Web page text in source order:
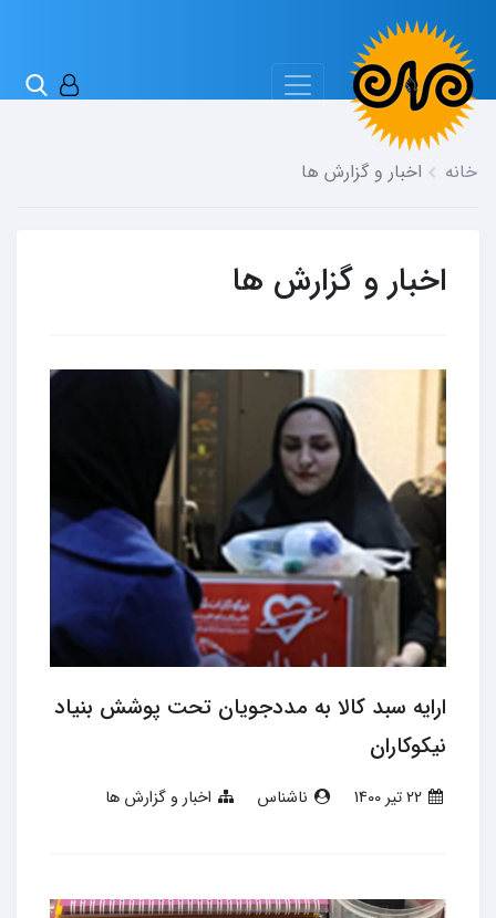
خانه اخبار و گزارش ها
اخبار و گزارش ها
ارایه سبد کالا به مددجویان تحت پوشش بنیاد
نیکوکاران
22 تير 1400 ناشناس اخبار و گزارش ها